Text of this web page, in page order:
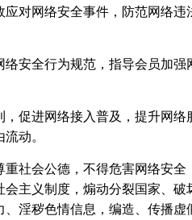
对网络安全事件，防范网络违
安全行为规范，指导会员加强
促进网络接入普及，提升网络
动。
社会公德，不得危害网络安全
主义制度，煽动分裂国家、破
淫秽色情信息，编造、传播虚